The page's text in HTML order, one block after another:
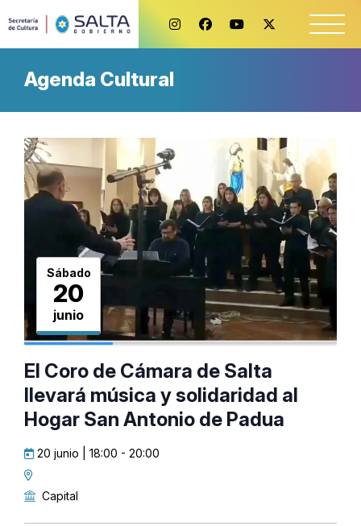
Agenda Cultural
Sábado
20
junio
El Coro de Cámara de Salta
llevará música y solidaridad al
Hogar San Antonio de Padua
20 junio | 18:00 - 20:00
Capital